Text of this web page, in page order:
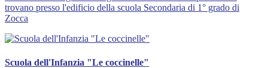
trovano presso l'edificio della scuola Secondaria di 1° grado di
Zocca
Scuola dell'Infanzia "Le coccinelle"